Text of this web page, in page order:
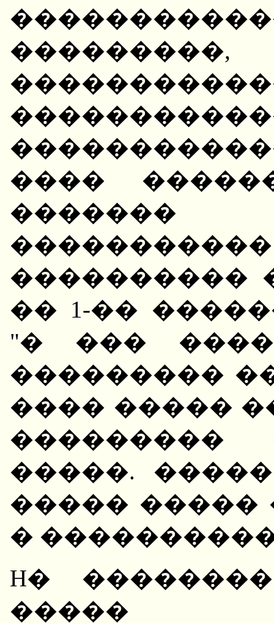
���������,
����
�������
����������
�� 1-��
"� ���
���������
���� �����
�����.
����� �����
�
H�
�����